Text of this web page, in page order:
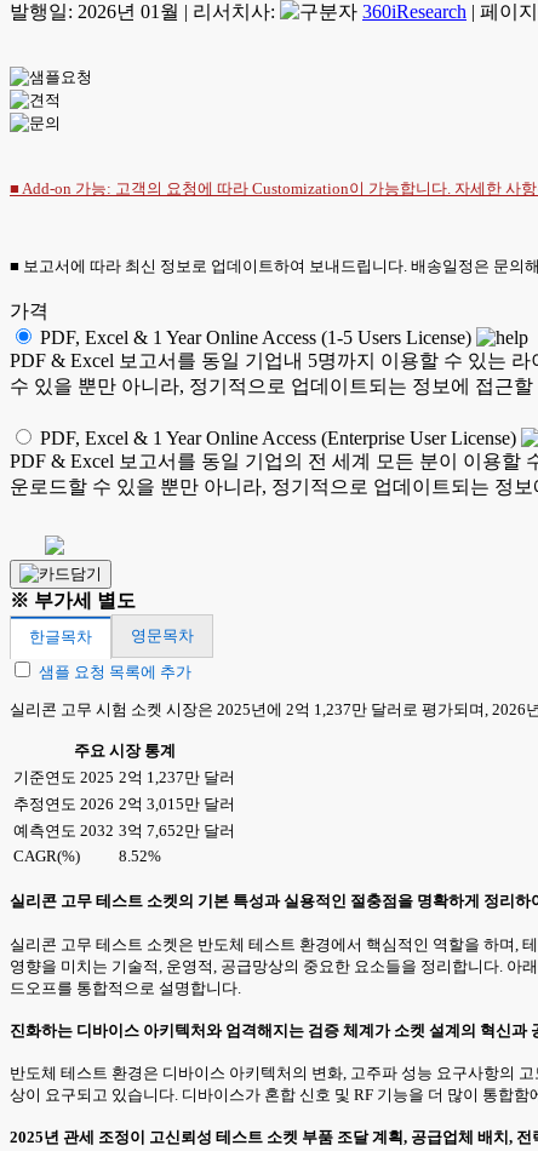
발행일: 2026년 01월 | 리서치사: 360iResearch | 페이
■ Add-on 가능: 고객의 요청에 따라 Customization이 가능합니다. 자세한 사
■ 보고서에 따라 최신 정보로 업데이트하여 보내드립니다. 배송일정은 문의
가격
PDF, Excel & 1 Year Online Access (1-5 Users License)
PDF & Excel 보고서를 동일 기업내 5명까지 이용할 수 있는
수 있을 뿐만 아니라, 정기적으로 업데이트되는 정보에 접근할
PDF, Excel & 1 Year Online Access (Enterprise User License)
PDF & Excel 보고서를 동일 기업의 전 세계 모든 분이 이용
운로드할 수 있을 뿐만 아니라, 정기적으로 업데이트되는 정
※ 부가세 별도
한글목차
영문목차
샘플 요청 목록에 추가
실리콘 고무 시험 소켓 시장은 2025년에 2억 1,237만 달러로 평가되며,
주요 시장 통계
기준연도 2025 2억 1,237만 달러
추정연도 2026 2억 3,015만 달러
예측연도 2032 3억 7,652만 달러
CAGR(%)
8.52%
실리콘 고무 테스트 소켓의 기본 특성과 실용적인 절충점을 명확하게 정리
실리콘 고무 테스트 소켓은 반도체 테스트 환경에서 핵심적인 역할을 하며,
영향을 미치는 기술적, 운영적, 공급망상의 중요한 요소들을 정리합니다. 아
드오프를 통합적으로 설명합니다.
진화하는 디바이스 아키텍처와 엄격해지는 검증 체계가 소켓 설계의 혁신과
반도체 테스트 환경은 디바이스 아키텍처의 변화, 고주파 성능 요구사항의
상이 요구되고 있습니다. 디바이스가 혼합 신호 및 RF 기능을 더 많이 통합
2025년 관세 조정이 고신뢰성 테스트 소켓 부품 조달 계획, 공급업체 배치,